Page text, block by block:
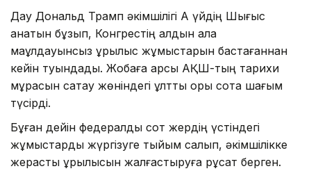
Дау Дональд Трамп әкімшілігі Ақ үйдің Шығыс
қанатын бұзып, Конгрестің алдын ала
мақұлдауынсыз құрылыс жұмыстарын бастағаннан
кейін туындады. Жобаға қарсы АҚШ-тың тарихи
мұрасын сақтау жөніндегі ұлттық қоры сотқа шағым
түсірді.
Бұған дейін федералдық сот жердің үстіндегі
жұмыстарды жүргізуге тыйым салып, әкімшілікке
жерасты құрылысын жалғастыруға рұқсат берген.